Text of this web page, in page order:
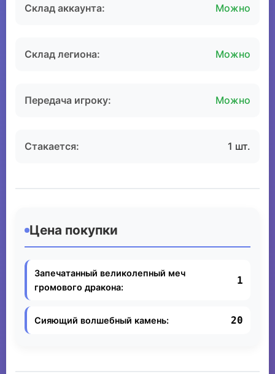
Склад аккаунта: Можно
Склад легиона: Можно
Передача игроку: Можно
Стакается: 1 шт.
Цена покупки
Запечатанный великолепный меч
громового дракона:
1
Сияющий волшебный камень: 20